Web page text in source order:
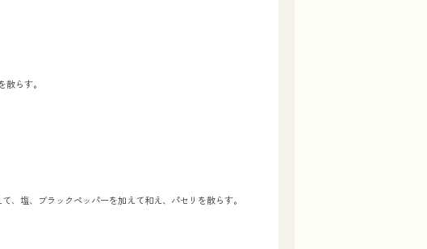
らす。
、塩、ブラックペッパーを加えて和え、パセリを散らす。